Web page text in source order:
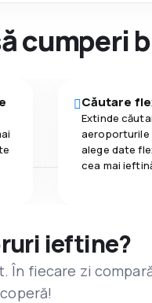
cumperi
Căutare
Extinde
aeroporturile
alege date
cea mai
ieftine?
În fiecare zi